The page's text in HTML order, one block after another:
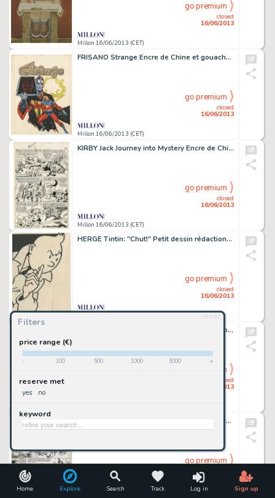
Home Explore Search Track Log in Sign up
Filters
reset
price range (€)
- 100 500 1000 5000 +
reserve met
yes no
keyword
Millon 16/06/2013 (CET)
closed
16/06/2013
go premium
FRISANO Strange Encre de Chine et gouache pour la couverture du No. 76
Millon 16/06/2013 (CET)
closed
16/06/2013
go premium
KIRBY Jack Journey into Mystery Encre de Chine pour la planche 10 de l'épisode
Millon 16/06/2013 (CET)
closed
16/06/2013
go premium
HERGE Tintin: "Chut!" Petit dessin rédactionnel pour le journal Tintin.
closed
16/06/2013
go premium
JOUBERT La Fusée 1974 Gouache pour la couverture de ce numéro spécial
closed
16/06/2013
go premium
UDERZO Les grands noms de l'histoire de France Ferdinand de Lesseps Encre
16/06/2013
go premium